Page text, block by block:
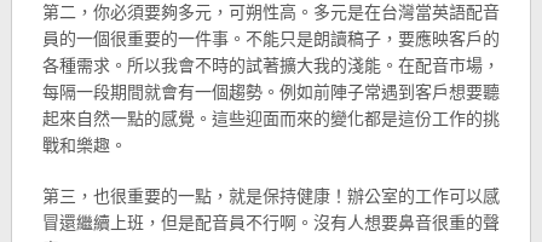
第二，你必須要夠多元，可朔性高。多元是在台灣當英語配音
員的一個很重要的一件事。不能只是朗讀稿子，要應映客戶的
各種需求。所以我會不時的試著擴大我的淺能。在配音市場，
每隔一段期間就會有一個趨勢。例如前陣子常遇到客戶想要聽
起來自然一點的感覺。這些迎面而來的變化都是這份工作的挑
戰和樂趣。
第三，也很重要的一點，就是保持健康！辦公室的工作可以感
冒還繼續上班，但是配音員不行啊。沒有人想要鼻音很重的聲